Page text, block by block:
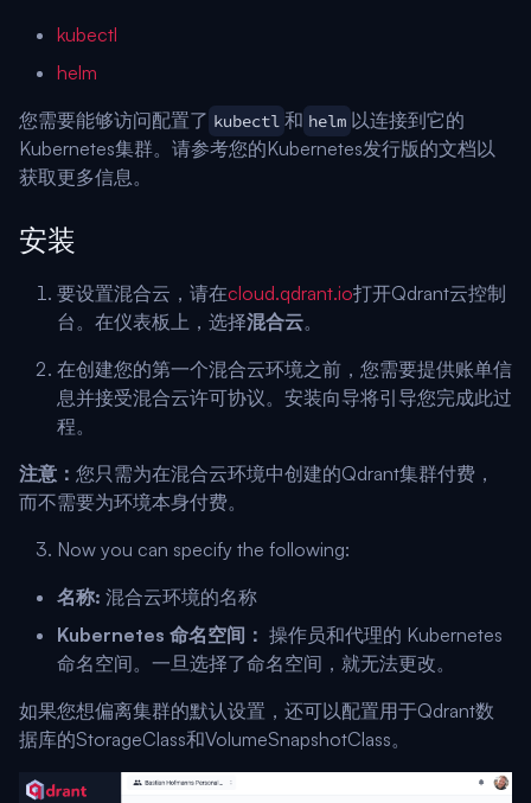
kubectl
helm
您需要能够访问配置了 kubectl 和 helm 以连接到它的
Kubernetes集群。请参考您的Kubernetes发行版的文档以
获取更多信息。
安装
要设置混合云，请在cloud.qdrant.io打开Qdrant云控制
台。在仪表板上，选择混合云。
在创建您的第一个混合云环境之前，您需要提供账单信
息并接受混合云许可协议。安装向导将引导您完成此过
程。
注意： 您只需为在混合云环境中创建的Qdrant集群付费，
而不需要为环境本身付费。
Now you can specify the following:
名称: 混合云环境的名称
Kubernetes 命名空间： 操作员和代理的 Kubernetes
命名空间。一旦选择了命名空间，就无法更改。
如果您想偏离集群的默认设置，还可以配置用于Qdrant数
据库的StorageClass和VolumeSnapshotClass。